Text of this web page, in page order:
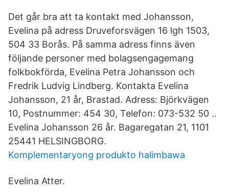
Det går bra att ta kontakt med Johansson,
Evelina på adress Druveforsvägen 16 lgh 1503,
504 33 Borås. På samma adress finns även
följande personer med bolagsengagemang
folkbokförda, Evelina Petra Johansson och
Fredrik Ludvig Lindberg. Kontakta Evelina
Johansson, 21 år, Brastad. Adress: Björkvägen
10, Postnummer: 454 30, Telefon: 073-532 50 ..
Evelina Johansson 26 år. Bagaregatan 21, 1101
25441 HELSINGBORG.
Komplementaryong produkto halimbawa
Evelina Atter.